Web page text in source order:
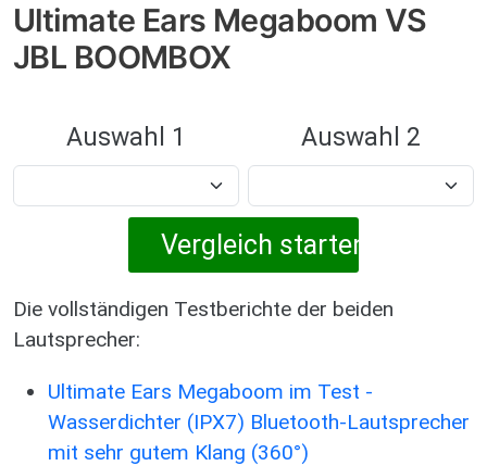
Ultimate Ears Megaboom VS
JBL BOOMBOX
Auswahl 1 Auswahl 2
Die vollständigen Testberichte der beiden
Lautsprecher:
Ultimate Ears Megaboom im Test -
Wasserdichter (IPX7) Bluetooth-Lautsprecher
mit sehr gutem Klang (360°)